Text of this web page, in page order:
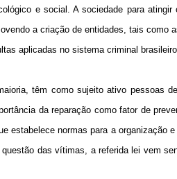
e social. A sociedade para atingir
a criação de entidades, tais como
aplicadas no sistema criminal brasileiro.
têm como sujeito ativo pessoas
da reparação como fator de
estabelece normas para a organização
das vítimas, a referida lei vem